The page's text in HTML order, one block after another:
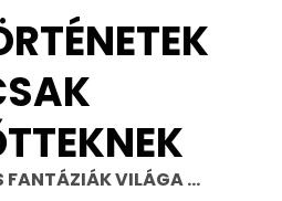
FANTÁZIÁK VILÁGA …